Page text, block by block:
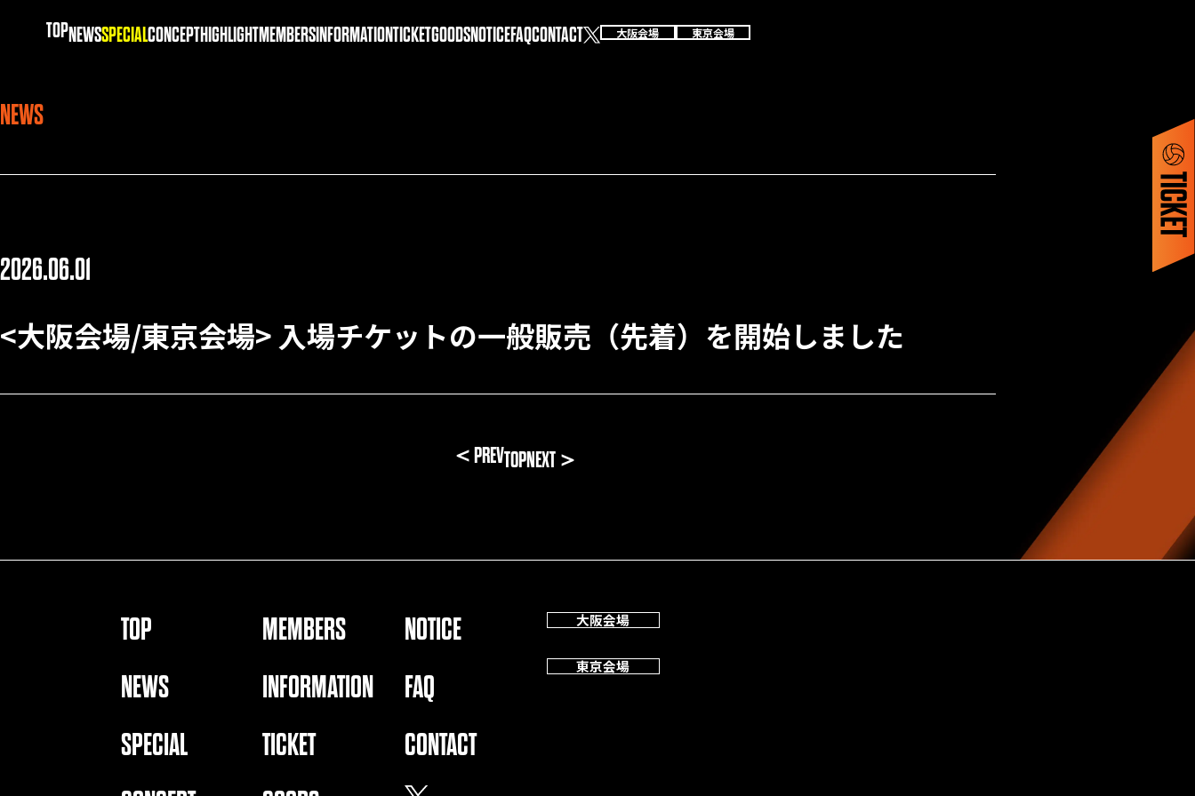
TOPNEWSSPECIALCONCEPTHIGHLIGHTMEMBERSINFORMATIONTICKETGOODSNOTICEFAQCONTACT 大阪会場 東京会場
NEWS
2026.06.01
<大阪会場/東京会場> 入場チケットの一般販売（先着）を開始しました
＜PREVTOPNEXT＞
TOP
NEWS
SPECIAL
MEMBERS
INFORMATION
TICKET
NOTICE
FAQ
CONTACT
大阪会場
東京会場